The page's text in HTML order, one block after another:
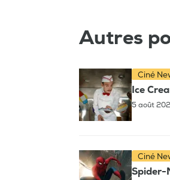
Autres
Ciné
Ice
5 août
Ciné
Spider-